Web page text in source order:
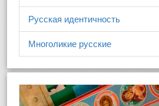
Русская идентичность
Многоликие русские